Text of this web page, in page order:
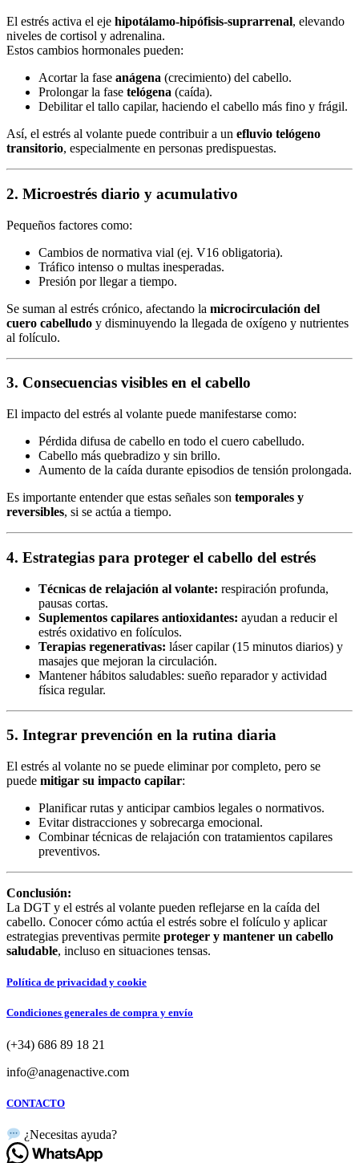
El estrés activa el eje hipotálamo-hipófisis-suprarrenal, elevando
niveles de cortisol y adrenalina.
Estos cambios hormonales pueden:
Acortar la fase anágena (crecimiento) del cabello.
Prolongar la fase telógena (caída).
Debilitar el tallo capilar, haciendo el cabello más fino y frágil.
Así, el estrés al volante puede contribuir a un efluvio telógeno
transitorio, especialmente en personas predispuestas.
2. Microestrés diario y acumulativo
Pequeños factores como:
Cambios de normativa vial (ej. V16 obligatoria).
Tráfico intenso o multas inesperadas.
Presión por llegar a tiempo.
Se suman al estrés crónico, afectando la microcirculación del
cuero cabelludo y disminuyendo la llegada de oxígeno y nutrientes
al folículo.
3. Consecuencias visibles en el cabello
El impacto del estrés al volante puede manifestarse como:
Pérdida difusa de cabello en todo el cuero cabelludo.
Cabello más quebradizo y sin brillo.
Aumento de la caída durante episodios de tensión prolongada.
Es importante entender que estas señales son temporales y
reversibles, si se actúa a tiempo.
4. Estrategias para proteger el cabello del estrés
Técnicas de relajación al volante: respiración profunda,
pausas cortas.
Suplementos capilares antioxidantes: ayudan a reducir el
estrés oxidativo en folículos.
Terapias regenerativas: láser capilar (15 minutos diarios) y
masajes que mejoran la circulación.
Mantener hábitos saludables: sueño reparador y actividad
física regular.
5. Integrar prevención en la rutina diaria
El estrés al volante no se puede eliminar por completo, pero se
puede mitigar su impacto capilar:
Planificar rutas y anticipar cambios legales o normativos.
Evitar distracciones y sobrecarga emocional.
Combinar técnicas de relajación con tratamientos capilares
preventivos.
Conclusión:
La DGT y el estrés al volante pueden reflejarse en la caída del
cabello. Conocer cómo actúa el estrés sobre el folículo y aplicar
estrategias preventivas permite proteger y mantener un cabello
saludable, incluso en situaciones tensas.
Política de privacidad y cookie
Condiciones generales de compra y envío
(+34) 686 89 18 21
info@anagenactive.com
CONTACTO
¿Necesitas ayuda?